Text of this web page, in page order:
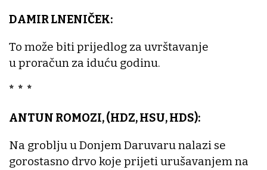
DAMIR LNENIČEK:
To može biti prijedlog za uvrštavanje
u proračun za iduću godinu.
* * *
ANTUN ROMOZI, (HDZ, HSU, HDS):
Na groblju u Donjem Daruvaru nalazi se
gorostasno drvo koje prijeti urušavanjem na